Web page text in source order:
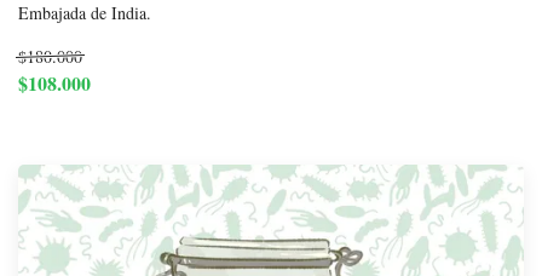
Embajada de India.
$180.000
$108.000